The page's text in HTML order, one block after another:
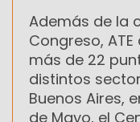
Además de la
Congreso,
más de 22
distintos
Buenos Aires,
de Mayo, el